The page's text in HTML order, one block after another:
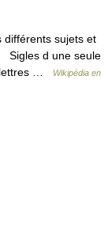
différents sujets et
Sigles d une seule
lettres …
Wikipédia en